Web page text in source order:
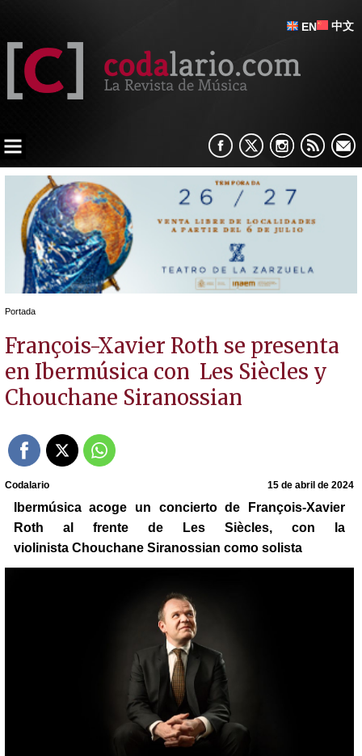
EN 中文
Portada
François-Xavier Roth se presenta
en Ibermúsica con Les Siècles y
Chouchane Siranossian
Codalario 15 de abril de 2024
Ibermúsica acoge un concierto de François-Xavier
Roth al frente de Les Siècles, con la
violinista Chouchane Siranossian como solista